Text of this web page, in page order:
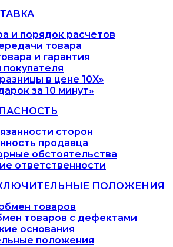
и порядок расчетов
товара
и гарантия
в цене 10X»
за 10 минут»
сторон
продавца
обстоятельства
ответственности
ПОЛОЖЕНИЯ
товаров
товаров с дефектами
основания
положения